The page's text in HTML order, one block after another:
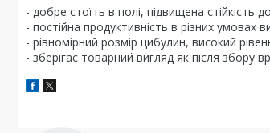
- добре стоїть в полі, підвищена стійкість
- постійна продуктивність в різних умовах
- рівномірний розмір цибулин, високий
- зберігає товарний вигляд як після збору